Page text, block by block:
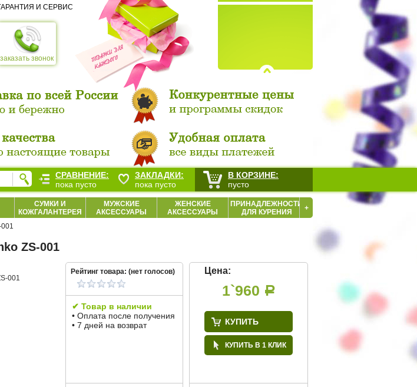
заказать звонок
И СЕРВИС
СУМКИ И
КОЖГАЛАНТЕРЕЯ
МУЖСКИЕ
АКСЕССУАРЫ
ЖЕНСКИЕ
АКСЕССУАРЫ
ПРИНАДЛЕЖНОСТИ
ДЛЯ КУРЕНИЯ
+
ZS-001
Рейтинг товара: (нет голосов)
✔ Товар в наличии
• Оплата после получения
• 7 дней на возврат
Цена:
1`960 Р
КУПИТЬ
КУПИТЬ В 1 КЛИК
СРАВНЕНИЕ:
пока пусто
ЗАКЛАДКИ:
пока пусто
В КОРЗИНЕ:
пусто